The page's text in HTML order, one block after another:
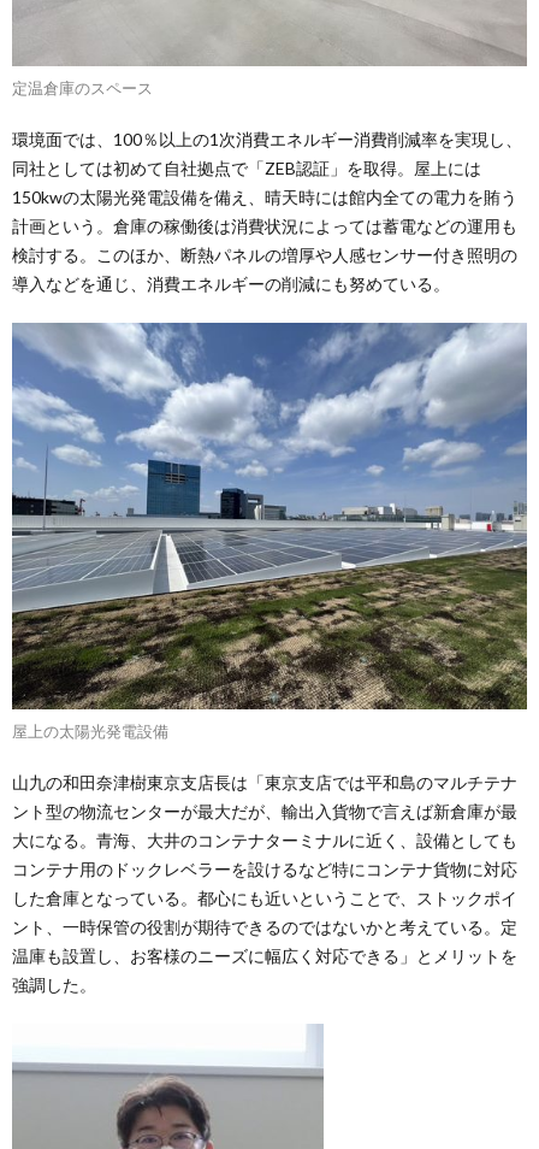
定温倉庫のスペース
環境面では、100％以上の1次消費エネルギー消費削減率を実現し、
同社としては初めて自社拠点で「ZEB認証」を取得。屋上には
150kwの太陽光発電設備を備え、晴天時には館内全ての電力を賄う
計画という。倉庫の稼働後は消費状況によっては蓄電などの運用も
検討する。このほか、断熱パネルの増厚や人感センサー付き照明の
導入などを通じ、消費エネルギーの削減にも努めている。
屋上の太陽光発電設備
山九の和田奈津樹東京支店長は「東京支店では平和島のマルチテナ
ント型の物流センターが最大だが、輸出入貨物で言えば新倉庫が最
大になる。青海、大井のコンテナターミナルに近く、設備としても
コンテナ用のドックレベラーを設けるなど特にコンテナ貨物に対応
した倉庫となっている。都心にも近いということで、ストックポイ
ント、一時保管の役割が期待できるのではないかと考えている。定
温庫も設置し、お客様のニーズに幅広く対応できる」とメリットを
強調した。